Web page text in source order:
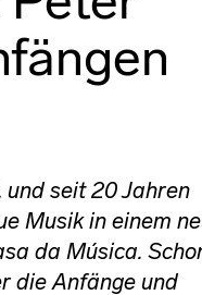
seit 20 Jahren
Musik in einem
da Música.
die Anfänge und